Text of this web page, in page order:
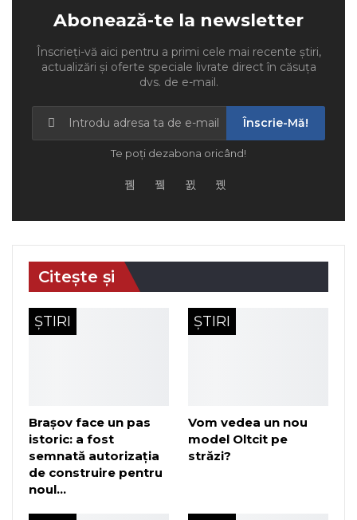
Abonează-te la newsletter
Înscrieți-vă aici pentru a primi cele mai recente știri,
actualizări și oferte speciale livrate direct în căsuța
dvs. de e-mail.
Înscrie-Mă!
Te poți dezabona oricând!
Citește și
ȘTIRI
Brașov face un pas
istoric: a fost
semnată autorizația
de construire pentru
noul…
ȘTIRI
Vom vedea un nou
model Oltcit pe
străzi?